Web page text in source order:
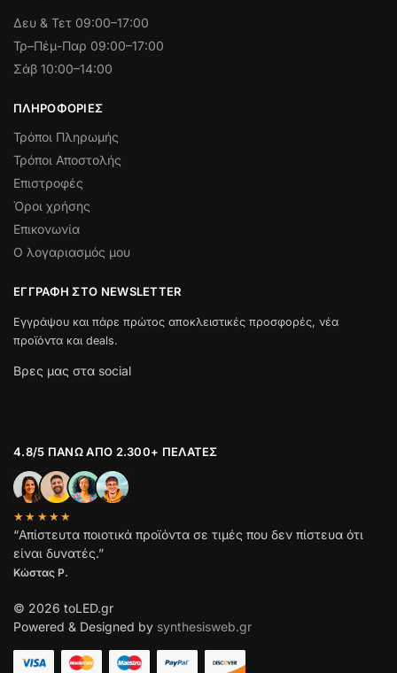
Δευ & Τετ 09:00–17:00
Τρ–Πέμ-Παρ 09:00–17:00
Σάβ 10:00–14:00
ΠΛΗΡΟΦΟΡΊΕΣ
Τρόποι Πληρωμής
Τρόποι Αποστολής
Επιστροφές
Όροι χρήσης
Επικονωνία
Ο λογαριασμός μου
ΕΓΓΡΑΦΉ ΣΤΟ NEWSLETTER
Εγγράψου και πάρε πρώτος αποκλειστικές προσφορές, νέα
προϊόντα και deals.
Βρες μας στα social
4.8/5 ΠΆΝΩ ΑΠΌ 2.300+ ΠΕΛΆΤΕΣ
★★★★★
“Απίστευτα ποιοτικά προϊόντα σε τιμές που δεν πίστευα ότι
είναι δυνατές.”
Κώστας Ρ.
© 2026 toLED.gr
Powered & Designed by synthesisweb.gr